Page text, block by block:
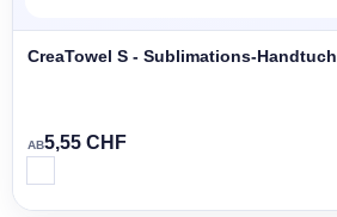
CreaTowel S - Sublimations-Handtuch
AB5,55 CHF